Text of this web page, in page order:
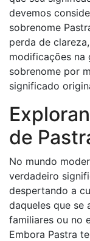
devemos
sobrenome
perda de
modificações na
sobrenome por
significado
de
No mundo
verdadeiro
despertando a
daqueles que se
familiares ou no
Embora Pastra